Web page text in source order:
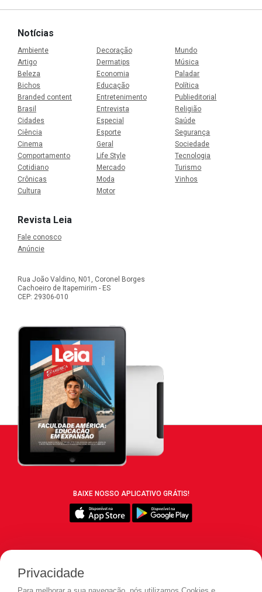
Notícias
Ambiente
Artigo
Beleza
Bichos
Branded content
Brasil
Cidades
Ciência
Cinema
Comportamento
Cotidiano
Crônicas
Cultura
Decoração
Dermatips
Economia
Educação
Entretenimento
Entrevista
Especial
Esporte
Geral
Life Style
Mercado
Moda
Motor
Mundo
Música
Paladar
Política
Publieditorial
Religião
Saúde
Segurança
Sociedade
Tecnologia
Turismo
Vinhos
Revista Leia
Fale conosco
Anúncie
Rua João Valdino, N01, Coronel Borges
Cachoeiro de Itapemirim - ES
CEP: 29306-010
BAIXE NOSSO APLICATIVO GRÁTIS!
Privacidade